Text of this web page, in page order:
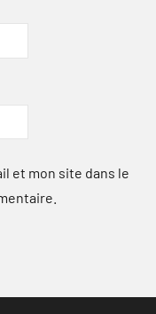
et mon site dans le